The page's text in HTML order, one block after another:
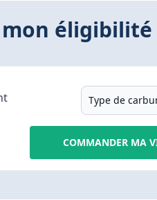
COMMANDER MA